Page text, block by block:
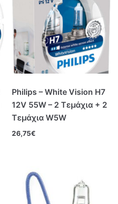
Philips – White Vision H7
12V 55W – 2 Τεμάχια + 2
Τεμάχια W5W
26,75€